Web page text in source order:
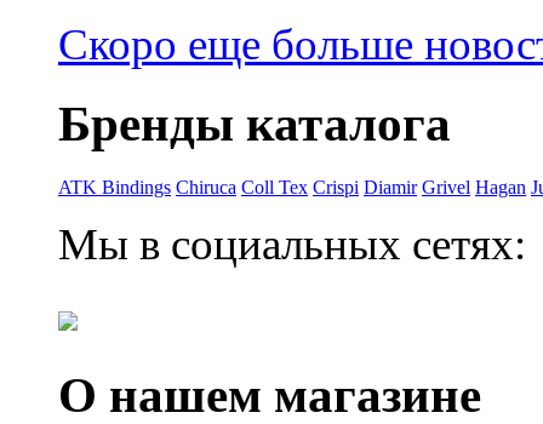
Скоро еще больше
Бренды каталога
ATK Bindings Chiruca Coll Tex Crispi Diamir Grivel Hagan
Мы в социальных сетях:
О нашем магазине